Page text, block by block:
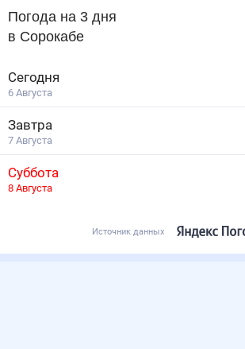
Погода на 3 дня
в Сорокабе
Сегодня
6 Августа
Завтра
7 Августа
Суббота
8 Августа
Источник данных